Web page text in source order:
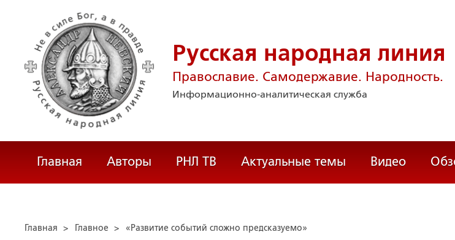
Русская народная линия
Православие. Самодержавие. Народность.
Информационно-аналитическая служба
Главная Авторы РНЛ ТВ Актуальные темы Видео
Главная > Главное > «Развитие событий сложно предсказуемо»